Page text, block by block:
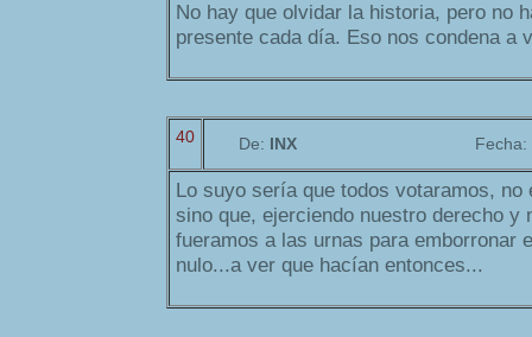
No hay que olvidar la historia, pero no
presente cada día. Eso nos condena a
40 De: INX Fecha:
Lo suyo sería que todos votaramos, no
sino que, ejerciendo nuestro derecho y
fueramos a las urnas para emborronar
nulo...a ver que hacían entonces...